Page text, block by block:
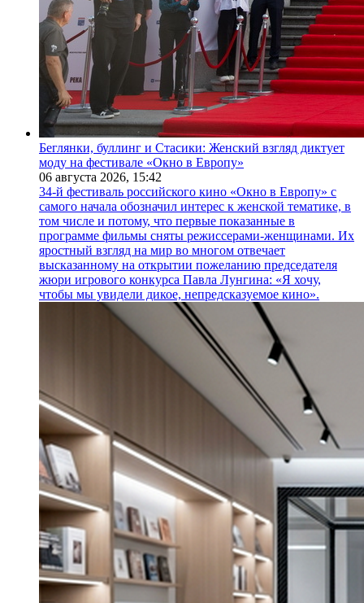
Беглянки, буллинг и Стасики: Женский взгляд диктует
моду на фестивале «Окно в Европу»
06 августа 2026, 15:42
34-й фестиваль российского кино «Окно в Европу» с
самого начала обозначил интерес к женской тематике, в
том числе и потому, что первые показанные в
программе фильмы сняты режиссерами-женщинами. Их
яростный взгляд на мир во многом отвечает
высказанному на открытии пожеланию председателя
жюри игрового конкурса Павла Лунгина: «Я хочу,
чтобы мы увидели дикое, непредсказуемое кино».